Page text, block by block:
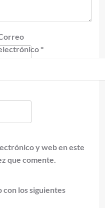
*
y web en este
que comente.
los siguientes